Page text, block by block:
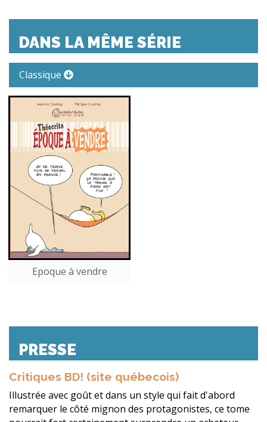
DANS LA MÊME SÉRIE
Classique
Epoque à vendre
PRESSE
Critiques BD! (site québecois)
Illustrée avec goût et dans un style qui fait d'abord
remarquer le côté mignon des protagonistes, ce tome